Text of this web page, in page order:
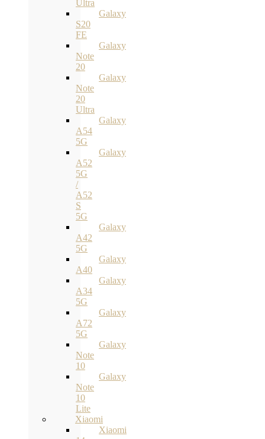
Ultra
Galaxy
S20
FE
Galaxy
Note
20
Galaxy
Note
20
Ultra
Galaxy
A54
5G
Galaxy
A52
5G
/
A52
S
5G
Galaxy
A42
5G
Galaxy
A40
Galaxy
A34
5G
Galaxy
A72
5G
Galaxy
Note
10
Galaxy
Note
10
Lite
Xiaomi
Xiaomi